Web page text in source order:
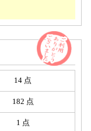
14 点
182 点
1 点